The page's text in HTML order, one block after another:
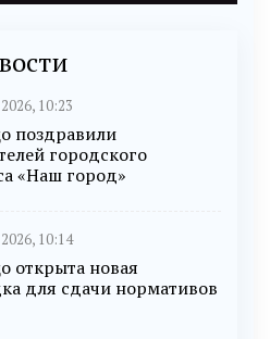
10:23
поздравили
городского
«Наш город»
10:14
открыта новая
для сдачи нормативов